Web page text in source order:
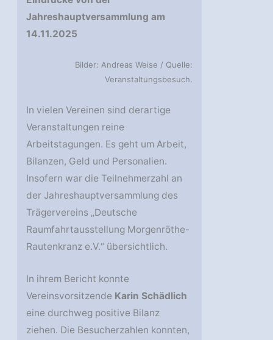
Jahreshauptversammlung am
14.11.2025
Bilder: Andreas Weise / Quelle:
Veranstaltungsbesuch.
In vielen Vereinen sind derartige
Veranstaltungen reine
Arbeitstagungen. Es geht um Arbeit,
Bilanzen, Geld und Personalien.
Insofern war die Teilnehmerzahl an
der Jahreshauptversammlung des
Trägervereins „Deutsche
Raumfahrtausstellung Morgenröthe-
Rautenkranz e.V.“ übersichtlich.
In ihrem Bericht konnte
Vereinsvorsitzende Karin Schädlich
eine durchweg positive Bilanz
ziehen. Die Besucherzahlen konnten,